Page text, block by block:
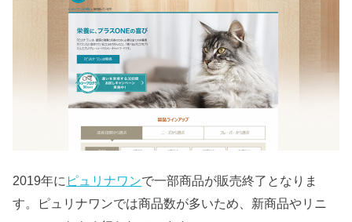
2019年に ピュリナワンで一部商品が販売終了となりま
す。ピュリナワンでは商品数が多いため、新商品やリニ